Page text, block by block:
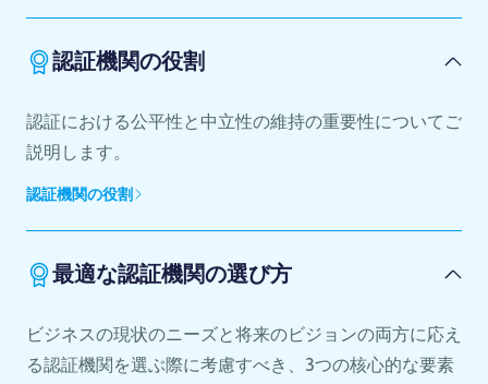
認証機関の役割
認証における公平性と中立性の維持の重要性についてご
説明します。
認証機関の役割
最適な認証機関の選び方
ビジネスの現状のニーズと将来のビジョンの両方に応え
る認証機関を選ぶ際に考慮すべき、3つの核心的な要素